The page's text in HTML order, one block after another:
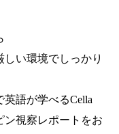
い環境でしっかり
語が学べるCella
ン視察レポートをお